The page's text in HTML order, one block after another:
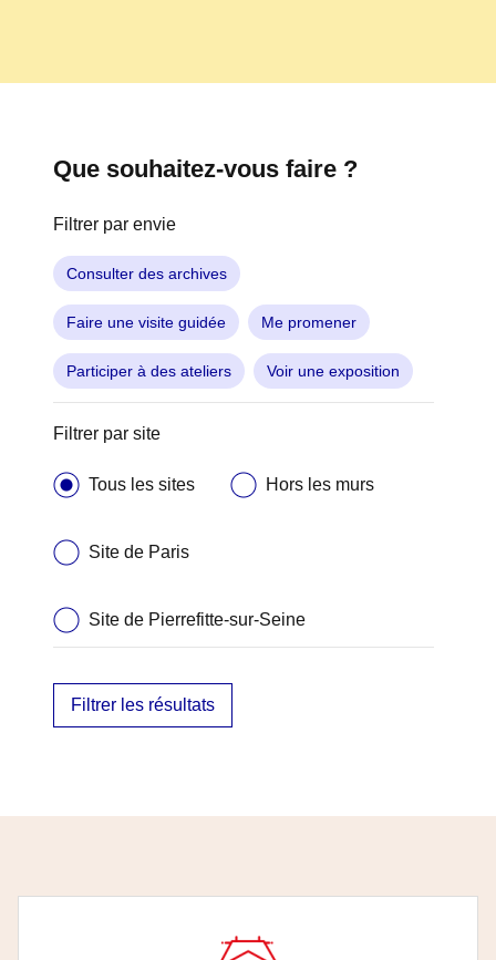
Que souhaitez-vous faire ?
Filtrer par envie
Consulter des archives
Faire une visite guidée Me promener
Participer à des ateliers Voir une exposition
Filtrer par site
Tous les sites Hors les murs
Site de Paris
Site de Pierrefitte-sur-Seine